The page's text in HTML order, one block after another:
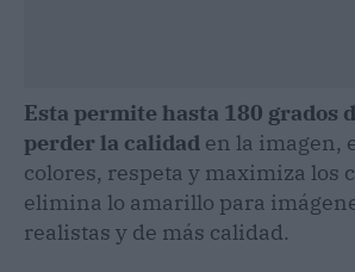
Esta permite hasta 180 grados
perder la calidad en la imagen,
colores, respeta y maximiza los
elimina lo amarillo para
realistas y de más calidad.